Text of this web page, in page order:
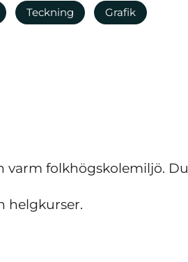
Teckning Grafik
varm folkhögskolemiljö. Du
helgkurser.